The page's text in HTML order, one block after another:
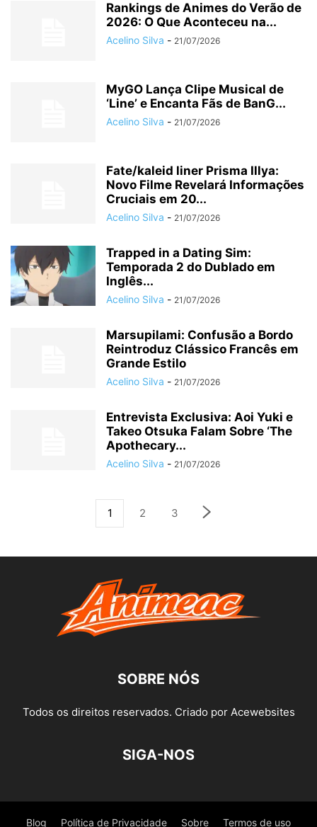
Rankings de Animes do Verão de
2026: O Que Aconteceu na...
Acelino Silva - 21/07/2026
MyGO Lança Clipe Musical de
‘Line’ e Encanta Fãs de BanG...
Acelino Silva - 21/07/2026
Fate/kaleid liner Prisma Illya:
Novo Filme Revelará Informações
Cruciais em 20...
Acelino Silva - 21/07/2026
Trapped in a Dating Sim:
Temporada 2 do Dublado em
Inglês...
Acelino Silva - 21/07/2026
Marsupilami: Confusão a Bordo
Reintroduz Clássico Francês em
Grande Estilo
Acelino Silva - 21/07/2026
Entrevista Exclusiva: Aoi Yuki e
Takeo Otsuka Falam Sobre ‘The
Apothecary...
Acelino Silva - 21/07/2026
1 2 3
SOBRE NÓS
Todos os direitos reservados. Criado por Acewebsites
SIGA-NOS
Blog Política de Privacidade Sobre Termos de uso